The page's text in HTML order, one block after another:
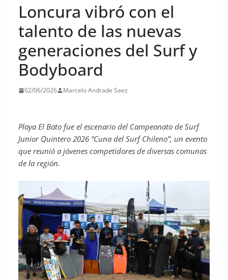
Loncura vibró con el
talento de las nuevas
generaciones del Surf y
Bodyboard
02/06/2026 Marcelo Andrade Saez
Playa El Bato fue el escenario del Campeonato de Surf
Junior Quintero 2026 “Cuna del Surf Chileno”, un evento
que reunió a jóvenes competidores de diversas comunas
de la región.